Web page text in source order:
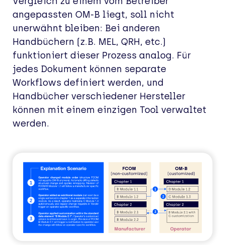
angepassten OM-B liegt, soll nicht
unerwähnt bleiben: Bei anderen
Handbüchern (z.B. MEL, QRH, etc.)
funktioniert dieser Prozess analog. Für
jedes Dokument können separate
Workflows definiert werden, und
Handbücher verschiedener Hersteller
können mit einem einzigen Tool verwaltet
werden.